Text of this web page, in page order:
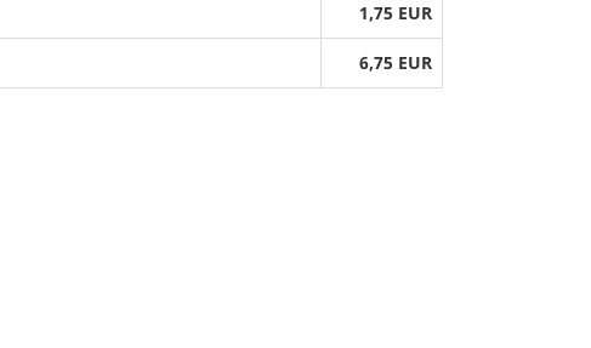
1,75 EUR
6,75 EUR